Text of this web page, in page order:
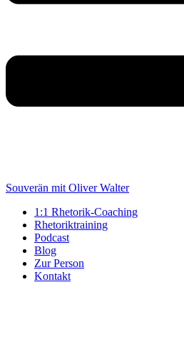
Souverän mit Oliver Walter
1:1 Rhetorik-Coaching
Rhetoriktraining
Podcast
Blog
Zur Person
Kontakt